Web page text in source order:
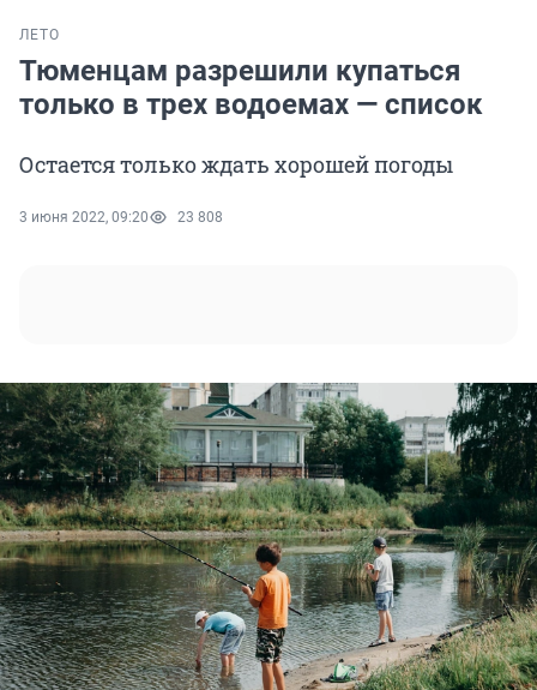
ЛЕТО
Тюменцам разрешили купаться
только в трех водоемах — список
Остается только ждать хорошей погоды
3 июня 2022, 09:20 23 808